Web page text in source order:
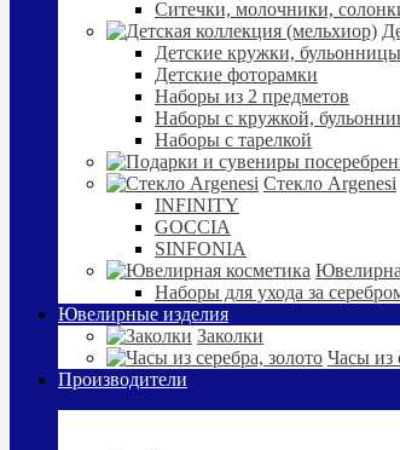
Ситечки, молочники,
Детские кружки, бульонницы
Детские фоторамки
Наборы из 2 предметов
Наборы с кружкой,
Наборы с тарелкой
Стекло Argenesi
INFINITY
GOCCIA
SINFONIA
Наборы для ухода за
Ювелирные изделия
Заколки
Часы из
Производители